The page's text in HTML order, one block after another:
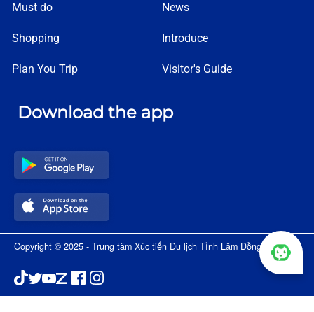
Must do
Shopping
Plan You Trip
News
Introduce
Visitor's Guide
Download the app
Copyright © 2025 - Trung tâm Xúc tiến Du lịch Tỉnh Lâm Đồng